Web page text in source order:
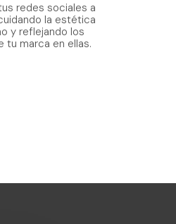
redes sociales a
la estética
y reflejando los
tu marca en ellas.